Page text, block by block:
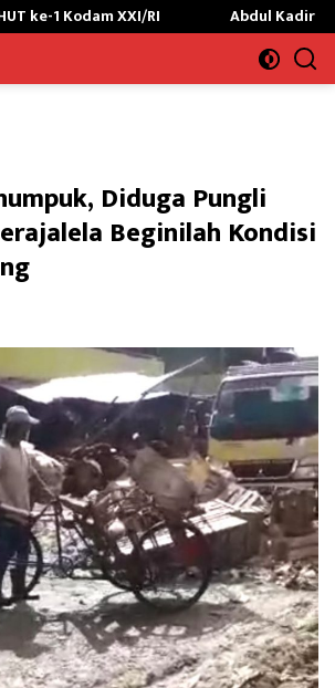
Abdul Kadir Ayah Ipda Awal
Diduga Pungli
Beginilah Kondisi